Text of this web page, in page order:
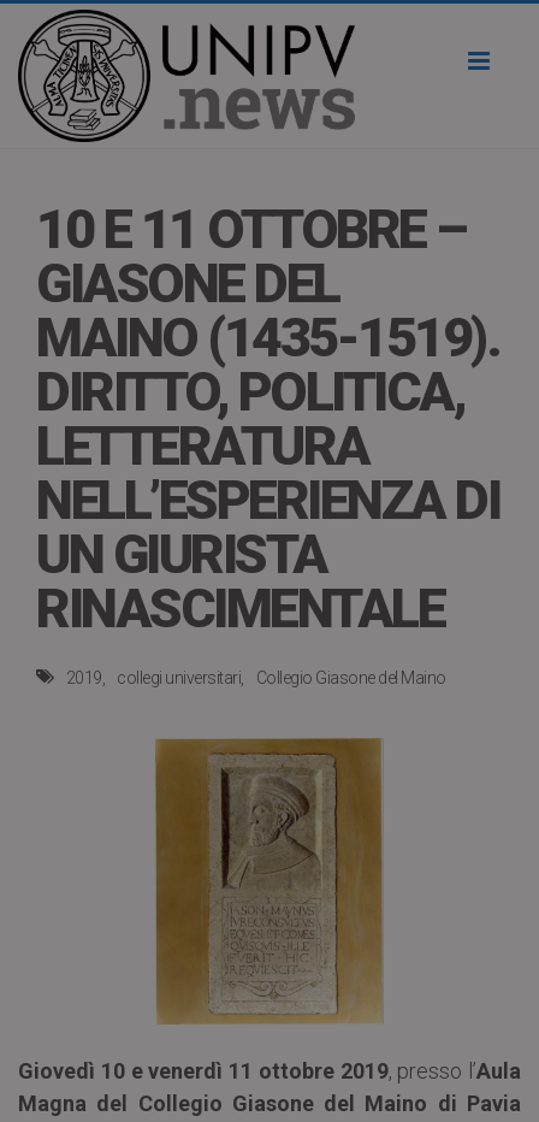
10 E 11 OTTOBRE –
GIASONE DEL
MAINO (1435-1519).
DIRITTO, POLITICA,
LETTERATURA
NELL’ESPERIENZA DI
UN GIURISTA
RINASCIMENTALE
2019 collegi universitari Collegio Giasone del Maino
Giovedì 10 e venerdì 11 ottobre 2019, presso l’Aula
Magna del Collegio Giasone del Maino di Pavia